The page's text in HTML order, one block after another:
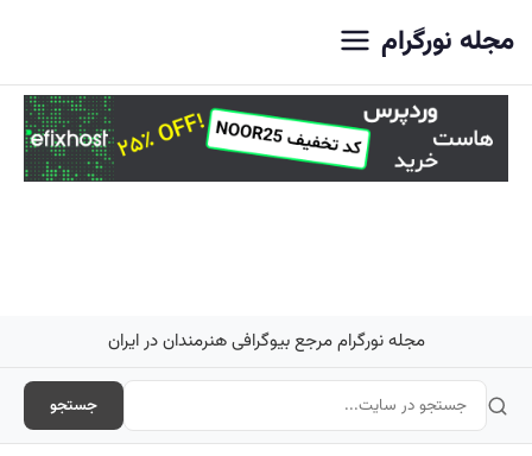
مجله نورگرام
مجله نورگرام مرجع بیوگرافی هنرمندان در ایران
جستجو